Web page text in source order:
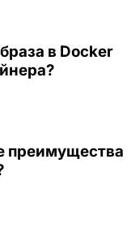
в Docker
преимущества